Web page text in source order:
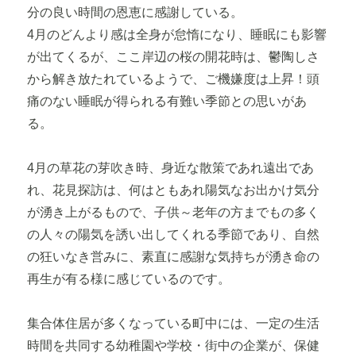
分の良い時間の恩恵に感謝している。
4月のどんより感は全身が怠惰になり、睡眠にも影響
が出てくるが、ここ岸辺の桜の開花時は、鬱陶しさ
から解き放たれているようで、ご機嫌度は上昇！頭
痛のない睡眠が得られる有難い季節との思いがあ
る。
4月の草花の芽吹き時、身近な散策であれ遠出であ
れ、花見探訪は、何はともあれ陽気なお出かけ気分
が湧き上がるもので、子供～老年の方までもの多く
の人々の陽気を誘い出してくれる季節であり、自然
の狂いなき営みに、素直に感謝な気持ちが湧き命の
再生が有る様に感じているのです。
集合体住居が多くなっている町中には、一定の生活
時間を共同する幼稚園や学校・街中の企業が、保健